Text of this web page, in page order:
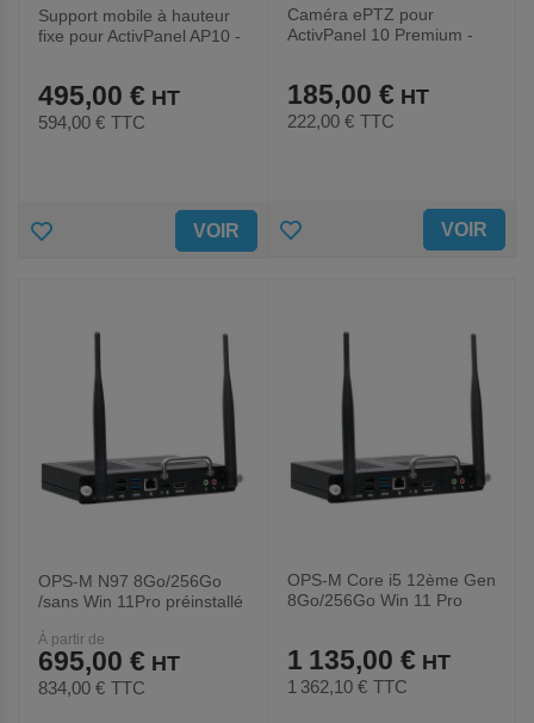
Support mobile à hauteur
fixe pour ActivPanel AP10 -
495,00 €
594,00 € TTC
AJOUTER VOIR
Caméra ePTZ pour
ActivPanel 10 Premium -
185,00 €
222,00 € TTC
AJOUTER VOIR
OPS-M N97 8Go/256Go
/sans Win 11Pro préinstallé
À partir de
695,00 €
834,00 € TTC
OPS-M Core i5 12ème Gen
8Go/256Go Win 11 Pro
1 135,00 €
1 362,10 € TTC